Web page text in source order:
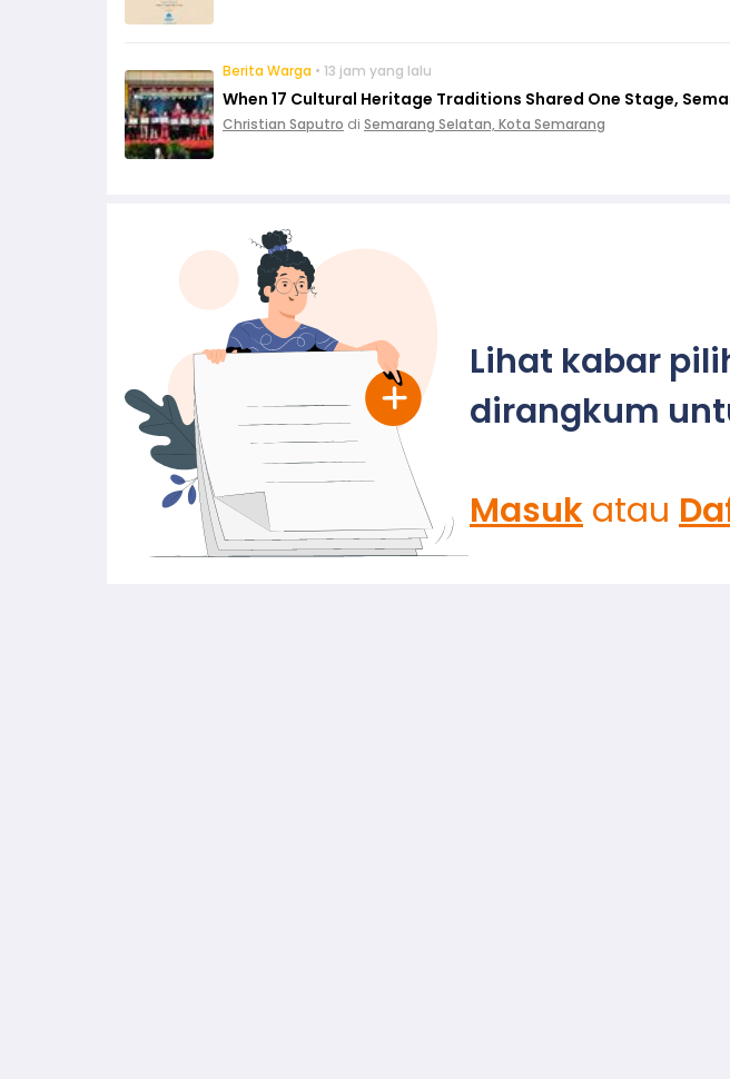
Berita Warga • 13 jam yang lalu
When 17 Cultural Heritage Traditions Shared One Stage,
Christian Saputro di Semarang Selatan, Kota Semarang
Lihat kabar
dirangkum
Masuk atau